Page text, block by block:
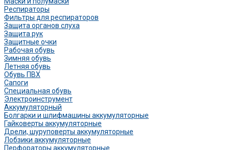
Респираторы
Фильтры для респираторов
Защита органов слуха
Защита рук
Защитные очки
Рабочая обувь
Зимняя обувь
Летняя обувь
Обувь ПВХ
Сапоги
Специальная обувь
Электроинструмент
Аккумуляторный
Болгарки и шлифмашины аккумуляторные
Гайковерты аккумуляторные
Дрели, шуруповерты аккумуляторные
Лобзики аккумуляторные
Перфораторы аккумуляторные